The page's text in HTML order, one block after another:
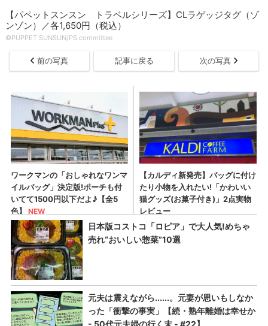
【パペットスンスン トラベルシリーズ】CLラゲッジタグ（ゾ
ンゾン）／各1,650円（税込）
©PUPPET SUNSUN/PS committee
前の写真 記事に戻る 次の写真